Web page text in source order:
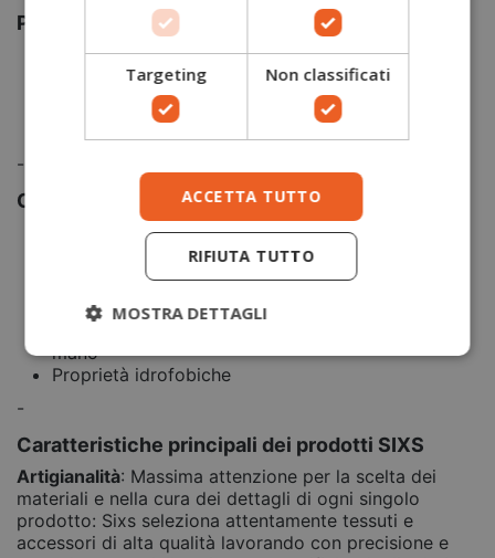
Performance
Tessuto elasticizzato
Tessuto antistatico
Antivento e gestione del sudore
-
Caratteristiche Tecniche
Scaldacollo invernale multifunzionale
Protegge dal freddo lasciando respirare la pelle
Può essere utilizzato anche come fascia per
capelli
mano
Proprietà idrofobiche
-
Caratteristiche principali dei prodotti SIXS
Artigianalità: Massima attenzione per la scelta dei
materiali e nella cura dei dettagli di ogni singolo
prodotto: Sixs seleziona attentamente tessuti e
accessori di alta qualità lavorando con precisione e
Targeting Non classificati
ACCETTA TUTTO
RIFIUTA TUTTO
MOSTRA DETTAGLI